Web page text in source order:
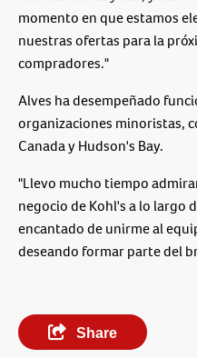
momento en que estamos
nuestras ofertas para la
compradores."
Alves ha desempeñado
organizaciones minoristas,
Canada y Hudson's Bay.
"Llevo mucho tiempo
negocio de Kohl's a lo largo
encantado de unirme al
deseando formar parte del
Share